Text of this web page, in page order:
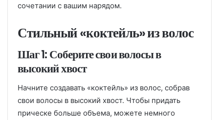
сочетании с вашим нарядом.
Стильный «коктейль» из волос
Шаг 1: Соберите свои волосы в
высокий хвост
Начните создавать «коктейль» из волос, собрав
свои волосы в высокий хвост. Чтобы придать
прическе больше объема, можете немного